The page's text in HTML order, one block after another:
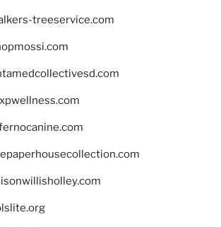
treeservice.com